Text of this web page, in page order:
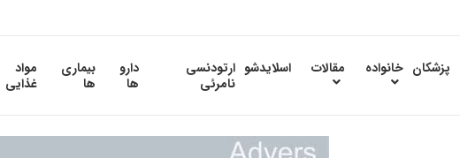
پزشکان خانواده مقالات اسلایدشو ارتودنسی
نامرئی
دارو
ها
بیماری
ها
مواد
غذایی